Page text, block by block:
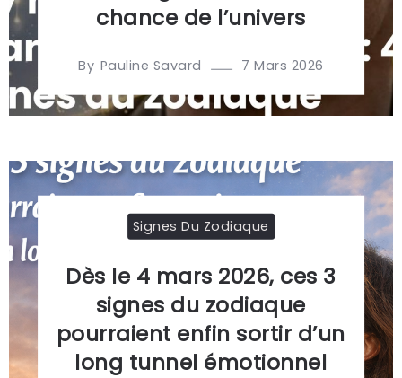
chance de l’univers
By Pauline Savard 7 Mars 2026
Signes Du Zodiaque
Dès le 4 mars 2026, ces 3
signes du zodiaque
pourraient enfin sortir d’un
long tunnel émotionnel